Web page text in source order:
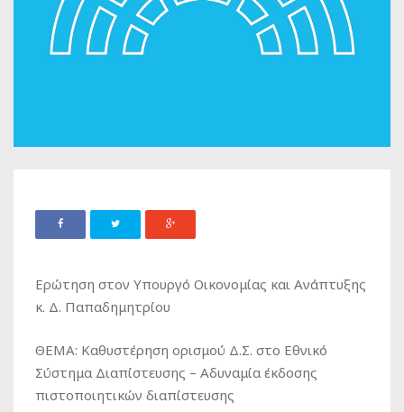
Ερώτηση στον Υπουργό Οικονομίας και Ανάπτυξης
κ. Δ. Παπαδημητρίου
ΘΕΜΑ: Καθυστέρηση ορισμού Δ.Σ. στο Εθνικό
Σύστημα Διαπίστευσης – Αδυναμία έκδοσης
πιστοποιητικών διαπίστευσης